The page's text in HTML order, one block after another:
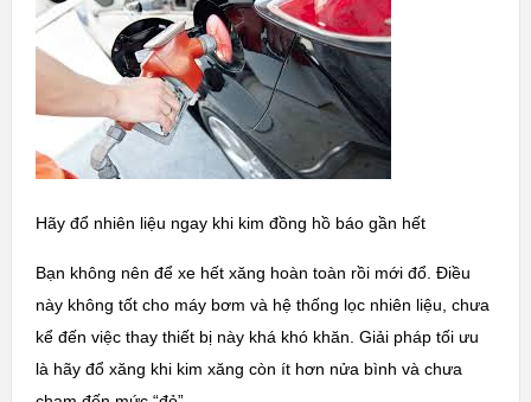
Hãy đổ nhiên liệu ngay khi kim đồng hồ báo gần hết
Bạn không nên để xe hết xăng hoàn toàn rồi mới đổ. Điều
này không tốt cho máy bơm và hệ thống lọc nhiên liệu, chưa
kể đến việc thay thiết bị này khá khó khăn. Giải pháp tối ưu
là hãy đổ xăng khi kim xăng còn ít hơn nửa bình và chưa